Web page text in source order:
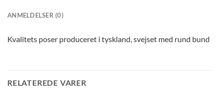
ANMELDELSER (0)
Kvalitets poser produceret i tyskland, svejset med rund bund
RELATEREDE VARER